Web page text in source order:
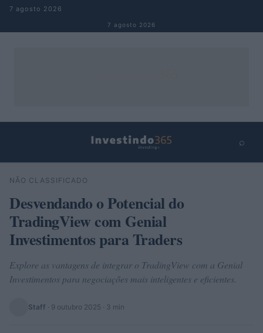
Pular para o conteúdo
7 agosto 2026
7 agosto 2026
⌕
Buscar
NÃO CLASSIFICADO
Desvendando o Potencial do
TradingView com Genial
Investimentos para Traders
Explore as vantagens de integrar o TradingView com a Genial
Investimentos para negociações mais inteligentes e eficientes.
Staff · 9 outubro 2025 · 3 min